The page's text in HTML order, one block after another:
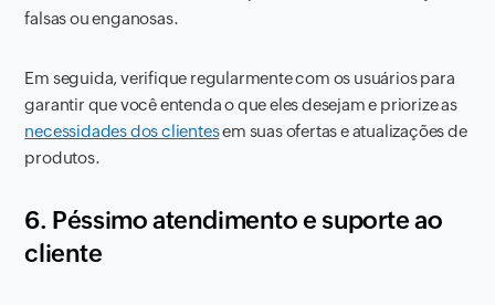
falsas ou enganosas.
Em seguida, verifique regularmente com os usuários para
garantir que você entenda o que eles desejam e priorize as
necessidades dos clientesem suas ofertas e atualizações de
produtos.
6. Péssimo atendimento e suporte ao
cliente